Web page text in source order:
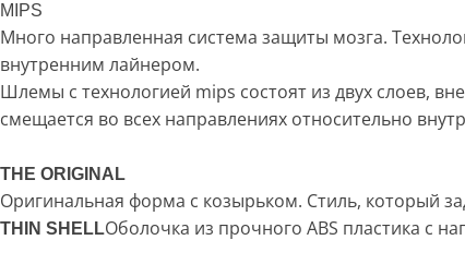
MIPS
Много направленная система защиты мозга.
внутренним лайнером.
Шлемы с технологией mips состоят из двух слоев,
смещается во всех направлениях относительно
THE ORIGINAL
Оригинальная форма с козырьком. Стиль, который
THIN SHELLОболочка из прочного ABS пластика с